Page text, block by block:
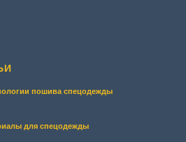
пошива спецодежды
для спецодежды